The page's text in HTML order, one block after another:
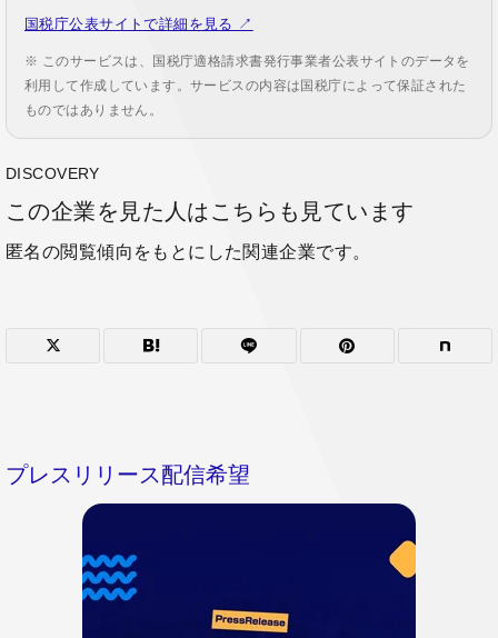
国税庁公表サイトで詳細を見る ↗
※ このサービスは、国税庁適格請求書発行事業者公表サイトのデータを
利用して作成しています。サービスの内容は国税庁によって保証された
ものではありません。
DISCOVERY
この企業を見た人はこちらも見ています
匿名の閲覧傾向をもとにした関連企業です。
プレスリリース配信希望